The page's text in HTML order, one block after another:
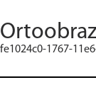
fe1024c0-1767-